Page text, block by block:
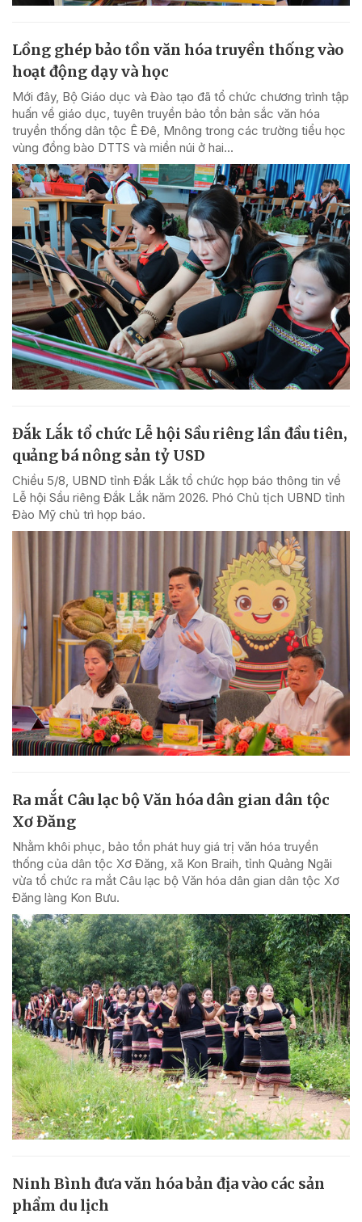
Lồng ghép bảo tồn văn hóa truyền thống vào
hoạt động dạy và học
Mới đây, Bộ Giáo dục và Đào tạo đã tổ chức chương trình tập
huấn về giáo dục, tuyên truyền bảo tồn bản sắc văn hóa
truyền thống dân tộc Ê Đê, Mnông trong các trường tiểu học
vùng đồng bào DTTS và miền núi ở hai...
Đắk Lắk tổ chức Lễ hội Sầu riêng lần đầu tiên,
quảng bá nông sản tỷ USD
Chiều 5/8, UBND tỉnh Đắk Lắk tổ chức họp báo thông tin về
Lễ hội Sầu riêng Đắk Lắk năm 2026. Phó Chủ tịch UBND tỉnh
Đào Mỹ chủ trì họp báo.
Ra mắt Câu lạc bộ Văn hóa dân gian dân tộc
Xơ Đăng
Nhằm khôi phục, bảo tồn phát huy giá trị văn hóa truyền
thống của dân tộc Xơ Đăng, xã Kon Braih, tỉnh Quảng Ngãi
vừa tổ chức ra mắt Câu lạc bộ Văn hóa dân gian dân tộc Xơ
Đăng làng Kon Bưu.
Ninh Bình đưa văn hóa bản địa vào các sản
phẩm du lịch